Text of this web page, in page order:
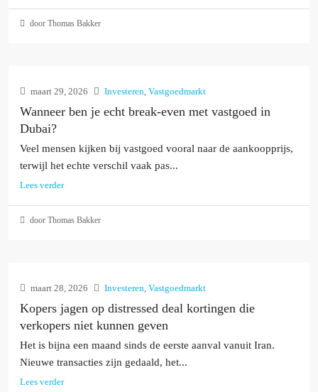
door Thomas Bakker
maart 29, 2026 Investeren, Vastgoedmarkt
Wanneer ben je echt break-even met vastgoed in
Dubai?
Veel mensen kijken bij vastgoed vooral naar de aankoopprijs,
terwijl het echte verschil vaak pas...
Lees verder
door Thomas Bakker
maart 28, 2026 Investeren, Vastgoedmarkt
Kopers jagen op distressed deal kortingen die
verkopers niet kunnen geven
Het is bijna een maand sinds de eerste aanval vanuit Iran.
Nieuwe transacties zijn gedaald, het...
Lees verder